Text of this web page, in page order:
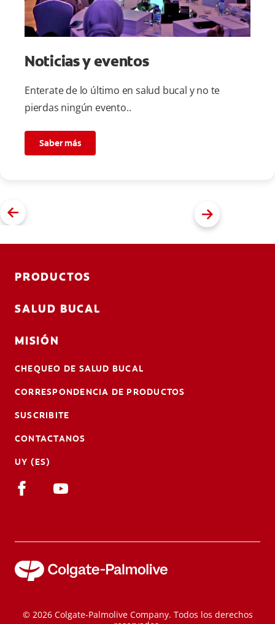
Noticias y eventos
Enterate de lo último en salud bucal y no te
pierdas ningún evento..
Saber más
PRODUCTOS
SALUD BUCAL
MISIÓN
CHEQUEO DE SALUD BUCAL
CORRESPONDENCIA DE PRODUCTOS
SUSCRIBITE
CONTACTANOS
UY (ES)
© 2026 Colgate-Palmolive Company. Todos los derechos